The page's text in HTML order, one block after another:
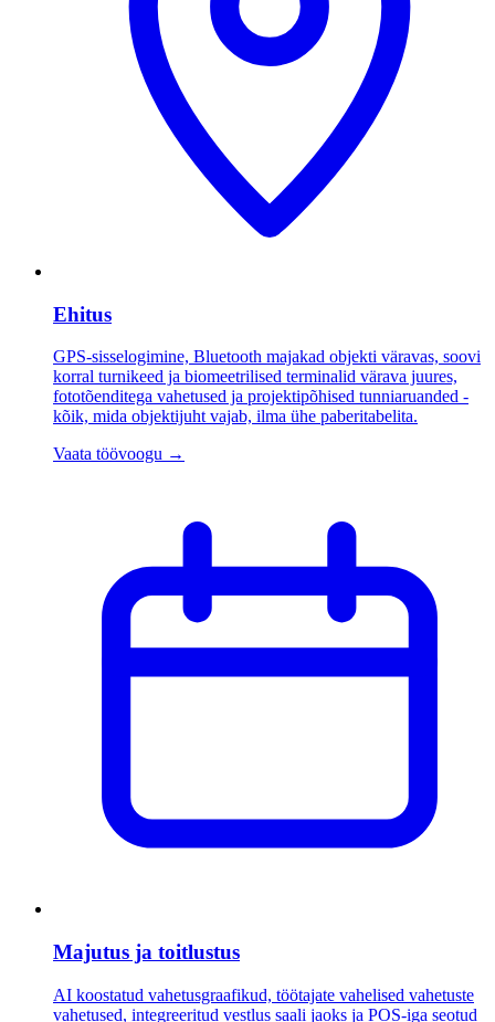
Ehitus
GPS-sisselogimine, Bluetooth majakad objekti väravas, soovi
korral turnikeed ja biomeetrilised terminalid värava juures,
fototõenditega vahetused ja projektipõhised tunniaruanded -
kõik, mida objektijuht vajab, ilma ühe paberitabelita.
Vaata töövoogu →
Majutus ja toitlustus
AI koostatud vahetusgraafikud, töötajate vahelised vahetuste
vahetused, integreeritud vestlus saali jaoks ja POS-iga seotud